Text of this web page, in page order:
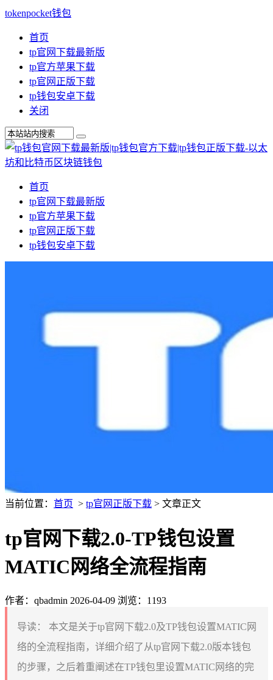
tokenpocket钱包
首页
tp官网下载最新版
tp官方苹果下载
tp官网正版下载
tp钱包安卓下载
关闭
首页
tp官网下载最新版
tp官方苹果下载
tp官网正版下载
tp钱包安卓下载
当前位置： 首页 > tp官网正版下载 > 文章正文
tp官网下载2.0-TP钱包设置
MATIC网络全流程指南
作者：qbadmin 2026-04-09 浏览：1193
导读：
本文是关于tp官网下载2.0及TP钱包设置MATIC网
络的全流程指南，详细介绍了从tp官网下载2.0版本钱包
的步骤，之后着重阐述在TP钱包里设置MATIC网络的完